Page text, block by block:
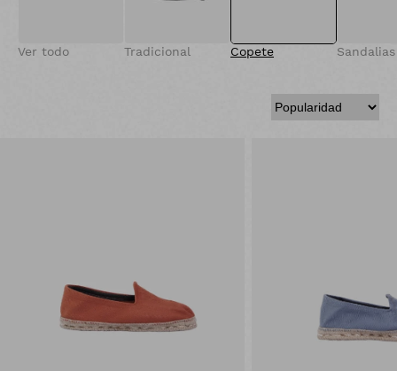
Ver todo Tradicional Copete Sandalias